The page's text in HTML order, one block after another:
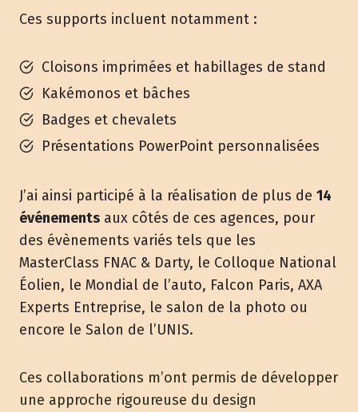
Ces supports incluent notamment :
Cloisons imprimées et habillages de stand
Kakémonos et bâches
Badges et chevalets
Présentations PowerPoint personnalisées
J’ai ainsi participé à la réalisation de plus de 14
événements aux côtés de ces agences, pour
des évènements variés tels que les
MasterClass FNAC & Darty, le Colloque National
Éolien, le Mondial de l’auto, Falcon Paris, AXA
Experts Entreprise, le salon de la photo ou
encore le Salon de l’UNIS.
Ces collaborations m’ont permis de développer
une approche rigoureuse du design